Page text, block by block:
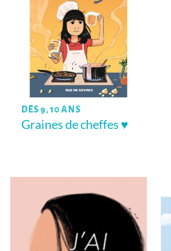
DÈS 9, 10 ANS
Graines de cheffes ♥